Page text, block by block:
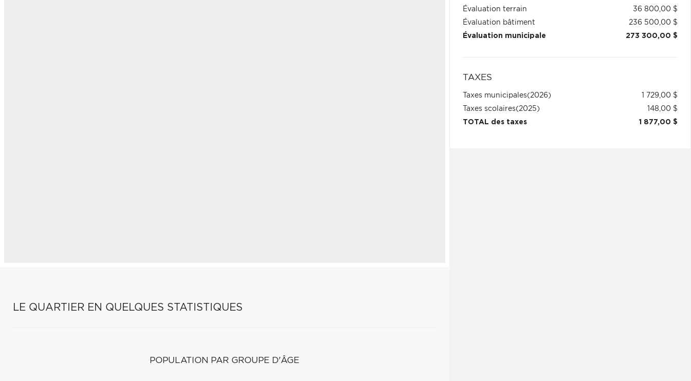
LE QUARTIER EN QUELQUES STATISTIQUES
POPULATION PAR GROUPE D'ÂGE
Évaluation terrain
36 800,00 $
Évaluation bâtiment
236 500,00 $
Évaluation municipale
273 300,00 $
TAXES
Taxes municipales(2026)
1 729,00 $
Taxes scolaires(2025)
148,00 $
TOTAL des taxes
1 877,00 $